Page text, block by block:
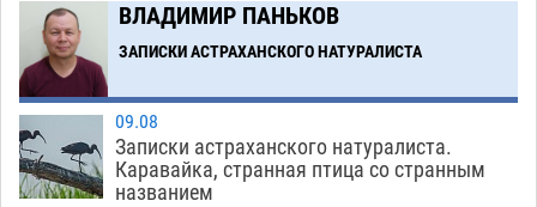
ВЛАДИМИР ПАНЬКОВ
ЗАПИСКИ АСТРАХАНСКОГО НАТУРАЛИСТА
09.08
Записки астраханского натуралиста.
Каравайка, странная птица со странным
названием